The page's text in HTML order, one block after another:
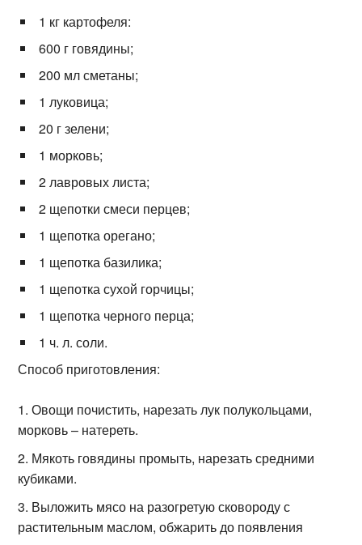
1 кг картофеля:
600 г говядины;
200 мл сметаны;
1 луковица;
20 г зелени;
1 морковь;
2 лавровых листа;
2 щепотки смеси перцев;
1 щепотка орегано;
1 щепотка базилика;
1 щепотка сухой горчицы;
1 щепотка черного перца;
1 ч. л. соли.
Способ приготовления:
Овощи почистить, нарезать лук полукольцами,
морковь – натереть.
Мякоть говядины промыть, нарезать средними
кубиками.
Выложить мясо на разогретую сковороду с
растительным маслом, обжарить до появления